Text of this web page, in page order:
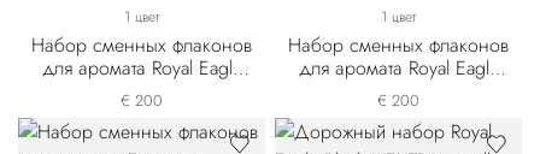
1 цвет
Набор сменных флаконов
для аромата Royal Eagle
Red в дорожном формате
€ 200
1 цвет
Набор сменных флаконов
для аромата Royal Eagle
Black в дорожном
формате
€ 200